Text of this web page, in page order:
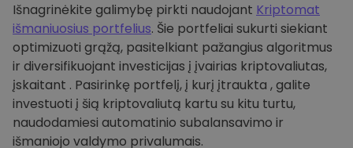
Išnagrinėkite galimybę pirkti naudojant Kriptomat
išmaniuosius portfelius. Šie portfeliai sukurti siekiant
optimizuoti grąžą, pasitelkiant pažangius algoritmus
ir diversifikuojant investicijas į įvairias kriptovaliutas,
įskaitant . Pasirinkę portfelį, į kurį įtraukta , galite
investuoti į šią kriptovaliutą kartu su kitu turtu,
naudodamiesi automatinio subalansavimo ir
išmaniojo valdymo privalumais.